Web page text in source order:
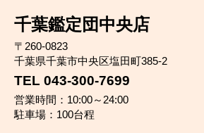
千葉鑑定団中央店
〒260-0823
千葉県千葉市中央区塩田町385-2
TEL 043-300-7699
営業時間：10:00～24:00
駐車場：100台程